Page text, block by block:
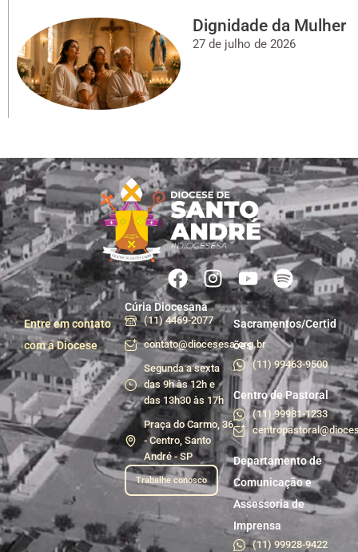
Dignidade da Mulher
27 de julho de 2026
Entre em contato
com a Diocese
Cúria Diocesana
(11) 4469-2077
contato@diocesesa.org.br
Segunda a sexta
das 9h às 12h e
das 13h30 às 17h
Praça do Carmo, 36
- Centro, Santo
André - SP
Trabalhe conosco
Sacramentos/Certid
ões
(11) 99463-9500
Centro de Pastoral
(11) 99981-1233
Departamento de
Comunicação e
Assessoria de
Imprensa
(11) 99928-9422